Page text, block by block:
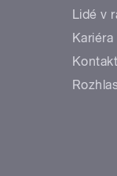
Lidé v
Kariéra
Kontakt